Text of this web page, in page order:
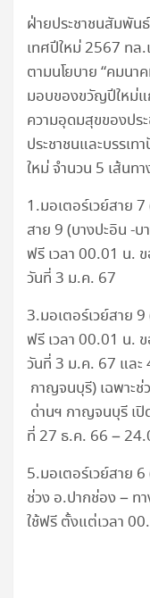
ฝ่ายประชาชนสัมพัน
เทศปีใหม่ 2567 ทล.
ตามนโยบาย “คมนา
มอบของขวัญปีใหม่แ
ความอุดมสุขของปร
ประชาชนและบรรเ
ใหม่ จำนวน 5 เส้นท
1.มอเตอร์เวย์สาย
สาย 9 (บางปะอิน -บ
ฟรี เวลา 00.01 น.
วันที่ 3 ม.ค. 67
3.มอเตอร์เวย์สาย 9
ฟรี เวลา 00.01 น.
วันที่ 3 ม.ค. 67 และ
กาญจนบุรี) เฉพาะ
ด่านฯ กาญจนบุรี เปิ
ที่ 27 ธ.ค. 66 –
5.มอเตอร์เวย์สาย
ช่วง อ.ปากช่อง – ท
ใช้ฟรี ตั้งแต่เวลา